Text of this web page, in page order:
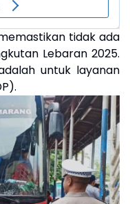
tidak ada
Lebaran 2025.
untuk layanan